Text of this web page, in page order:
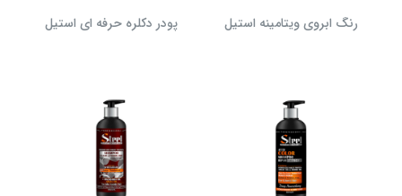
رنگ ابروی ویتامینه استیل پودر دکلره حرفه ای استیل